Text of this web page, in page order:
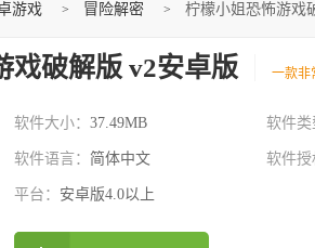
游戏 > 冒险解密 > 柠檬小姐恐怖游戏
戏破解版 v2安卓版 一款非
软件大小： 37.49MB 软件类
软件语言： 简体中文 软件授
平台： 安卓版4.0以上